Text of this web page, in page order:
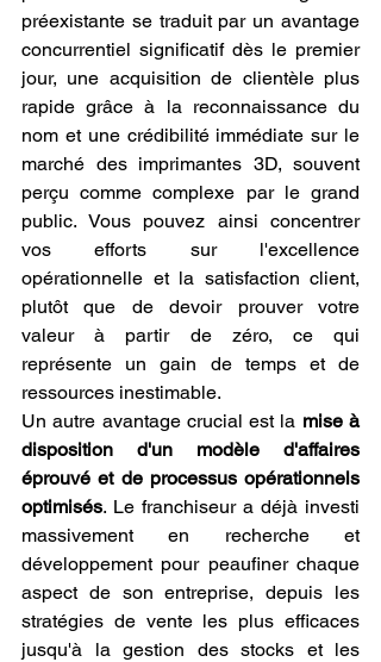
préexistante se traduit par un avantage
concurrentiel significatif dès le premier
jour, une acquisition de clientèle plus
rapide grâce à la reconnaissance du
nom et une crédibilité immédiate sur le
marché des imprimantes 3D, souvent
perçu comme complexe par le grand
public. Vous pouvez ainsi concentrer
vos efforts sur l'excellence
opérationnelle et la satisfaction client,
plutôt que de devoir prouver votre
valeur à partir de zéro, ce qui
représente un gain de temps et de
ressources inestimable.
Un autre avantage crucial est la mise à
disposition d'un modèle d'affaires
éprouvé et de processus opérationnels
optimisés. Le franchiseur a déjà investi
massivement en recherche et
développement pour peaufiner chaque
aspect de son entreprise, depuis les
stratégies de vente les plus efficaces
jusqu'à la gestion des stocks et les